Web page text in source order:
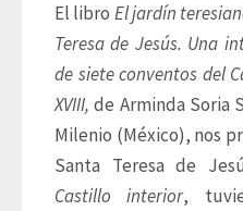
El libro El jardín
Teresa de Jesús. Una
de siete conventos del
XVIII, de Arminda Soria
Milenio (México), nos
Santa Teresa de
Castillo interior,